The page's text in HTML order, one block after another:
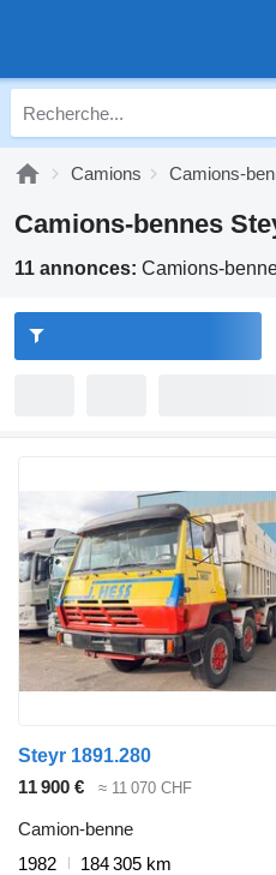
Camions Camions-
Camions-bennes
11 annonces: Camions-
Steyr 1891.280
11 900 €
≈ 11 070 CHF
Camion-benne
1982
184 305 km